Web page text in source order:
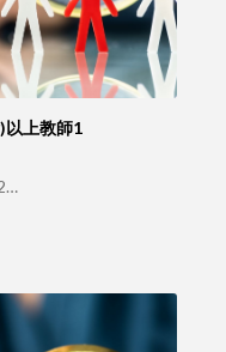
以上教師1